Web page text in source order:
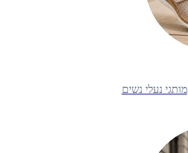
מותגי נעלי נשים